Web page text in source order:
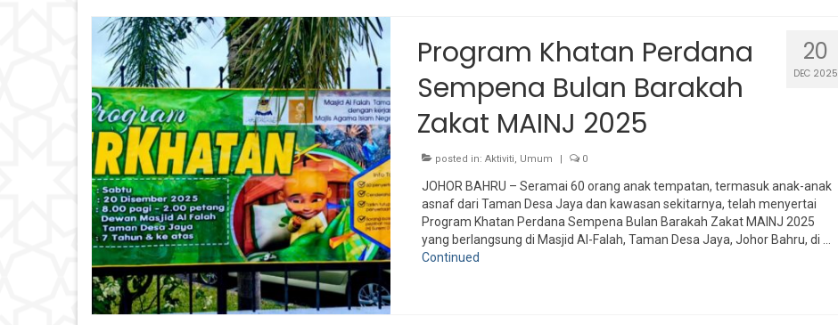
20
DEC 2025
Program Khatan Perdana
Sempena Bulan Barakah
Zakat MAINJ 2025
posted in: Aktiviti Umum | 0
JOHOR BAHRU – Seramai 60 orang anak tempatan, termasuk anak-anak
asnaf dari Taman Desa Jaya dan kawasan sekitarnya, telah menyertai
Program Khatan Perdana Sempena Bulan Barakah Zakat MAINJ 2025
yang berlangsung di Masjid Al-Falah, Taman Desa Jaya, Johor Bahru, di …
Continued